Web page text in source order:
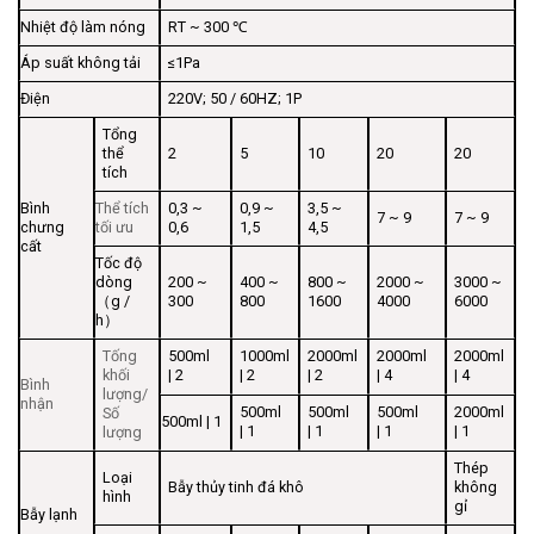
Nhiệt độ làm nóng
RT ~ 300 ℃
Áp suất không tải
≤1Pa
Điện
220V; 50 / 60HZ; 1P
Bình
chưng
cất
Tổng
thể
tích
2 5 10 20 20
Thể tích
tối ưu
0,3 ~
0,6
0,9 ~
1,5
3,5 ~
4,5
7 ~ 9 7 ~ 9
Tốc độ
dòng
（g /
h）
200 ~
300
400 ~
800
800 ~
1600
2000 ~
4000
3000 ~
6000
Bình
nhận
Tống
khối
lượng/
Số
lượng
500ml
| 2
1000ml
| 2
2000ml
| 2
2000ml
| 4
2000ml
| 4
500ml | 1
500ml
| 1
500ml
| 1
500ml
| 1
2000ml
| 1
Bẫy lạnh
Loại
hình
Bẫy thủy tinh đá khô
Thép
không
gỉ